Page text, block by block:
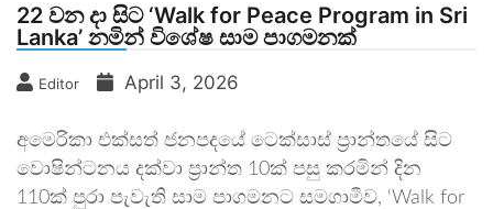
22 වන දා සිට ‘Walk for Peace Program in Sri
Lanka’ නමින් විශේෂ සාම පාගමනක්
Editor April 3, 2026
අමෙරිකා එක්සත් ජනපදයේ ටෙක්සාස් ප්‍රාන්තයේ සිට
වොෂින්ටනය දක්වා ප්‍රාන්ත 10ක් පසු කරමින් දින
110ක් පුරා පැවැති සාම පාගමනට සමගාමීව, ‘Walk for